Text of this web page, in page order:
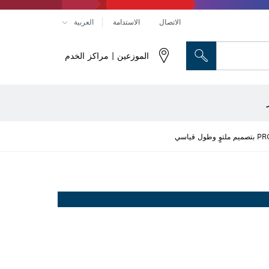
الاتصال الاستدامة العربية
الموزعين | مراكز الخدم